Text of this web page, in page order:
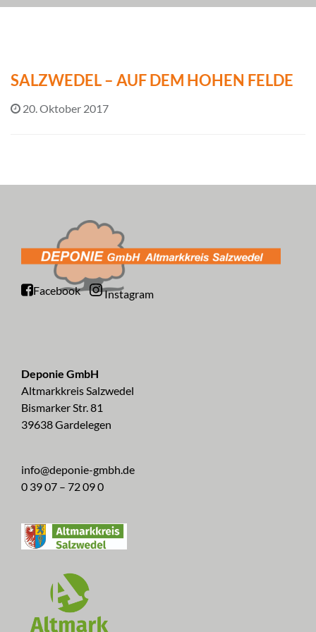
SALZWEDEL – AUF DEM HOHEN FELDE
20. Oktober 2017
Facebook Instagram
Deponie GmbH
Altmarkkreis Salzwedel
Bismarker Str. 81
39638 Gardelegen
info@deponie-gmbh.de
0 39 07 – 72 09 0